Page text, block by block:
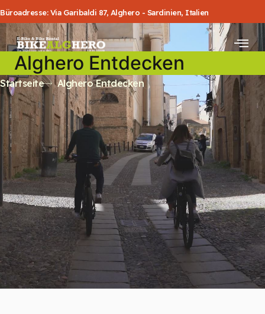
Büroadresse: Via Garibaldi 87, Alghero - Sardinien, Italien
Alghero Entdecken
Startseite Alghero Entdecken